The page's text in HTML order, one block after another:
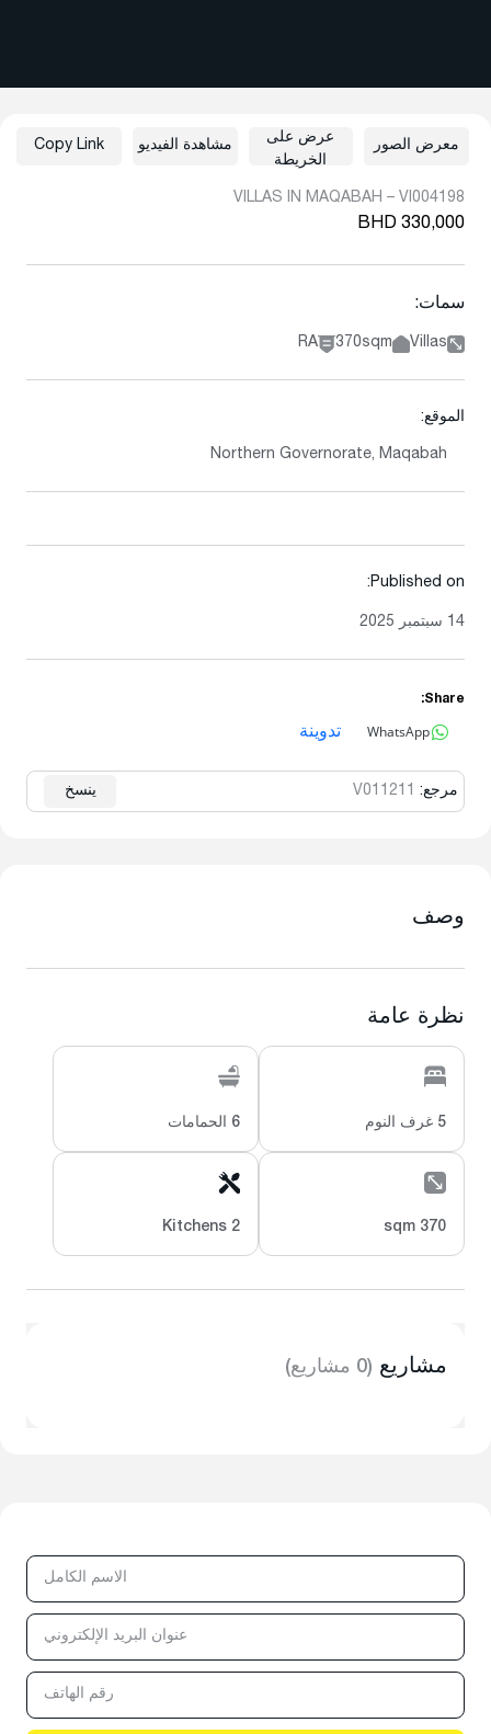
VILLAS IN MAQABAH – VI004198
BHD 330,000
سمات:
Villas
370sqm
RA
الموقع:
Northern Governorate, Maqabah
Published on:
14 سبتمبر 2025
Share:
WhatsApp تدوينة
مرجع: ينسخ
معرض الصور
عرض على
الخريطة
مشاهدة الفيديو Copy Link
وصف
نظرة عامة
5 غرف النوم 6 الحمامات
370 sqm
2 Kitchens
مشاريع (0 مشاريع)